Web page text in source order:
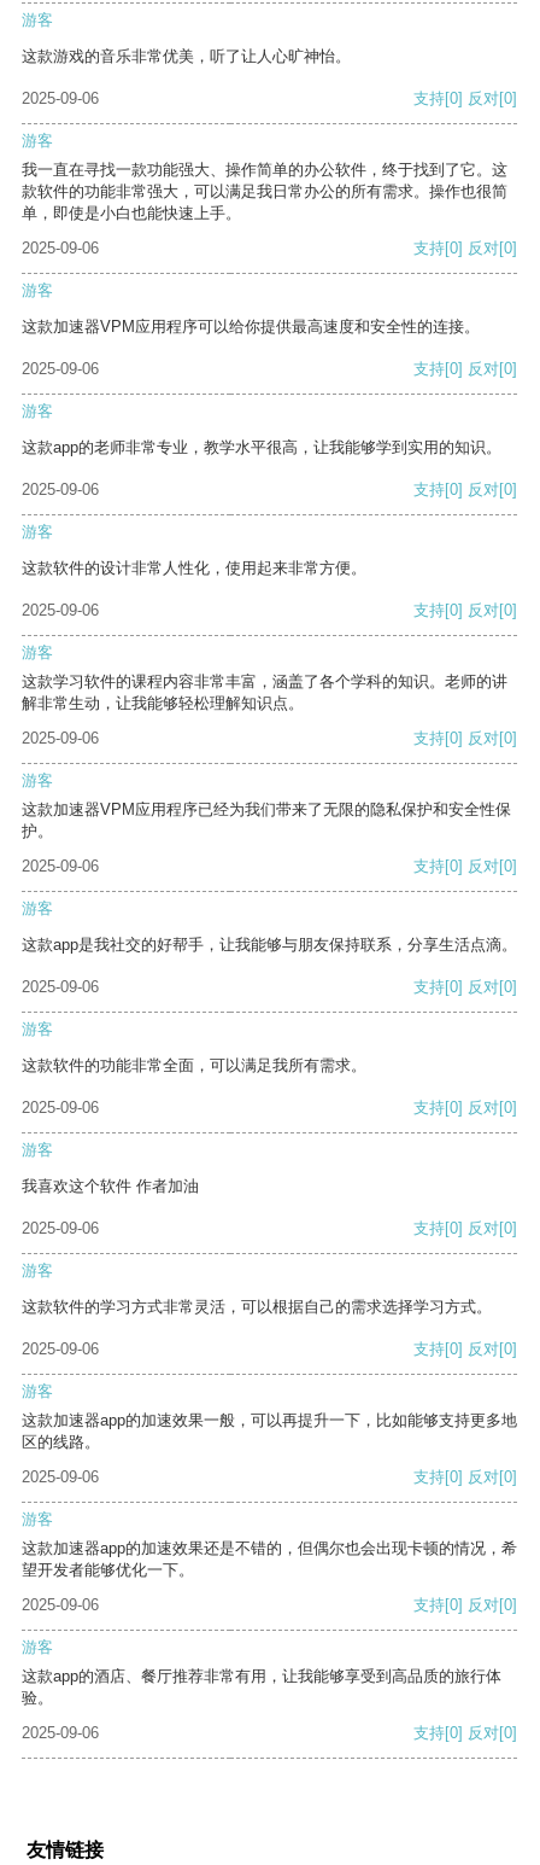
游客
这款游戏的音乐非常优美，听了让人心旷神怡。
2025-09-06 支持[0] 反对[0]
游客
我一直在寻找一款功能强大、操作简单的办公软件，终于找到了它。这
款软件的功能非常强大，可以满足我日常办公的所有需求。操作也很简
单，即使是小白也能快速上手。
2025-09-06
支持[0] 反对[0]
游客
这款加速器VPM应用程序可以给你提供最高速度和安全性的连接。
2025-09-06 支持[0] 反对[0]
游客
这款app的老师非常专业，教学水平很高，让我能够学到实用的知识。
2025-09-06 支持[0] 反对[0]
游客
这款软件的设计非常人性化，使用起来非常方便。
2025-09-06 支持[0] 反对[0]
游客
这款学习软件的课程内容非常丰富，涵盖了各个学科的知识。老师的讲
解非常生动，让我能够轻松理解知识点。
2025-09-06
支持[0] 反对[0]
游客
这款加速器VPM应用程序已经为我们带来了无限的隐私保护和安全性保
护。
2025-09-06
支持[0] 反对[0]
游客
这款app是我社交的好帮手，让我能够与朋友保持联系，分享生活点滴。
2025-09-06 支持[0] 反对[0]
游客
这款软件的功能非常全面，可以满足我所有需求。
2025-09-06 支持[0] 反对[0]
游客
我喜欢这个软件 作者加油
2025-09-06 支持[0] 反对[0]
游客
这款软件的学习方式非常灵活，可以根据自己的需求选择学习方式。
2025-09-06 支持[0] 反对[0]
游客
这款加速器app的加速效果一般，可以再提升一下，比如能够支持更多地
区的线路。
2025-09-06
支持[0] 反对[0]
游客
这款加速器app的加速效果还是不错的，但偶尔也会出现卡顿的情况，希
望开发者能够优化一下。
2025-09-06
支持[0] 反对[0]
游客
这款app的酒店、餐厅推荐非常有用，让我能够享受到高品质的旅行体
验。
2025-09-06
支持[0] 反对[0]
友情链接